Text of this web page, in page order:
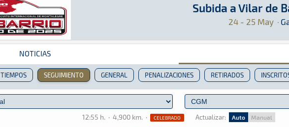
Subida a Vilar de
24 - 25 May ·
Montaña · Subida a Vilar de Barrio 2025:
NOTICIAS
TIEMPOS SEGUIMIENTO GENERAL PENALIZACIONES RETIRADOS
12:55 h. · 4,900 km. · CELEBRADO Actualizar: Auto Manual